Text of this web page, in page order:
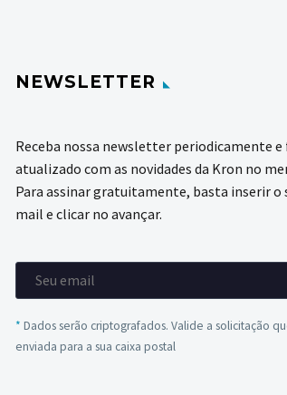
NEWSLETTER
Receba nossa newsletter periodicamente e
atualizado com as novidades da Kron no
Para assinar gratuitamente, basta inserir o
mail e clicar no avançar.
* Dados serão criptografados. Valide a solicitação
enviada para a sua caixa postal